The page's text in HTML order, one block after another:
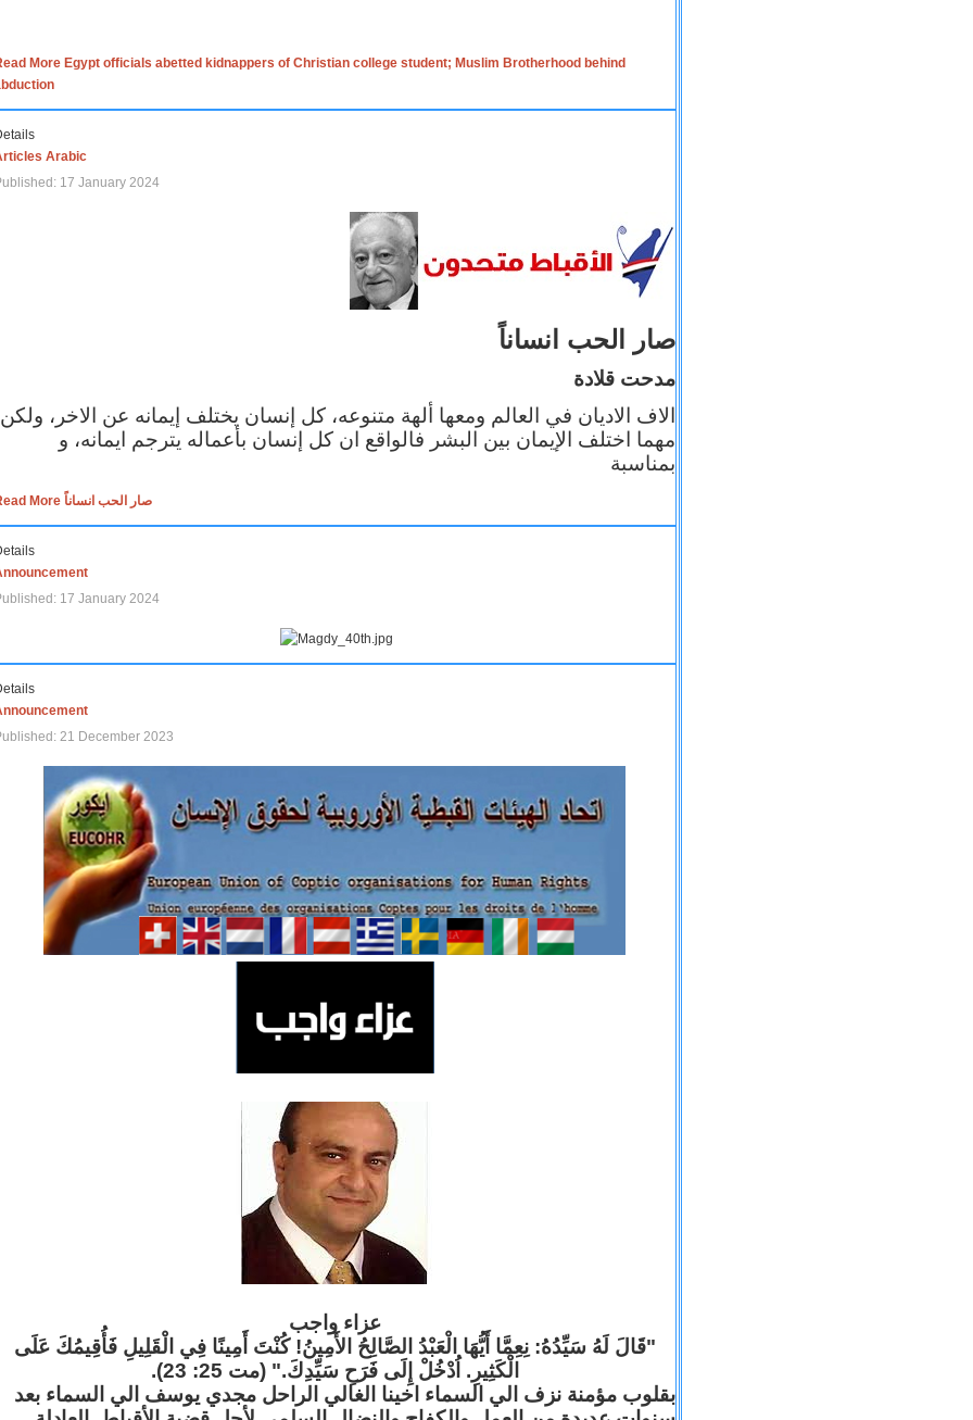
More Egypt officials abetted kidnappers of Christian college student; Muslim Brotherhood behind
Arabic
17 January 2024
صار الحب انساناً
مدحت قلادة
الاف الاديان في العالم ومعها ألهة متنوعه، كل إنسان يختلف إيمانه عن الاخر، ولكن
مهما اختلف الإيمان بين البشر فالواقع ان كل إنسان بأعماله يترجم ايمانه، و
بمناسبة
Read More صار الحب انساناً
17 January 2024
21 December 2023
عزاء واجب
"قَالَ لَهُ سَيِّدُهُ: نِعِمَّا أَيُّهَا الْعَبْدُ الصَّالِحُ الأَمِينُ! كُنْتَ أَمِينًا فِي الْقَلِيلِ فَأُقِيمُكَ عَلَى
الْكَثِيرِ. اُدْخُلْ إِلَى فَرَحِ سَيِّدِكَ." (مت 25: 23).
بقلوب مؤمنة نزف الي السماء اخينا الغالي الراحل مجدي يوسف الي السماء بعد